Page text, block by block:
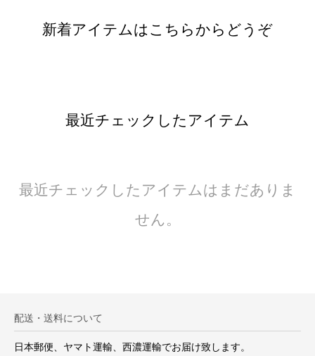
新着アイテムはこちらからどうぞ
最近チェックしたアイテム
最近チェックしたアイテムはまだありま
せん。
配送・送料について
日本郵便、ヤマト運輸、西濃運輸でお届け致します。